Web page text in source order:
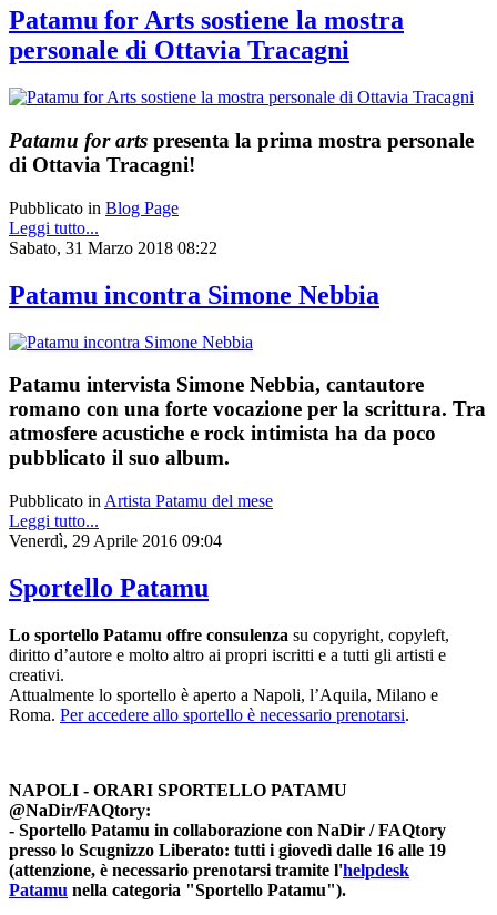
Patamu for Arts sostiene la mostra
personale di Ottavia Tracagni
Patamu for arts presenta la prima mostra personale
di Ottavia Tracagni!
Pubblicato in Blog Page
Leggi tutto...
Sabato, 31 Marzo 2018 08:22
Patamu incontra Simone Nebbia
Patamu intervista Simone Nebbia, cantautore
romano con una forte vocazione per la scrittura. Tra
atmosfere acustiche e rock intimista ha da poco
pubblicato il suo album.
Pubblicato in Artista Patamu del mese
Leggi tutto...
Venerdì, 29 Aprile 2016 09:04
Sportello Patamu
Lo sportello Patamu offre consulenza su copyright, copyleft,
diritto d’autore e molto altro ai propri iscritti e a tutti gli artisti e
creativi.
Attualmente lo sportello è aperto a Napoli, l’Aquila, Milano e
Roma. Per accedere allo sportello è necessario prenotarsi.
NAPOLI - ORARI SPORTELLO PATAMU
@NaDir/FAQtory:
- Sportello Patamu in collaborazione con NaDir / FAQtory
presso lo Scugnizzo Liberato: tutti i giovedì dalle 16 alle 19
(attenzione, è necessario prenotarsi tramite l'helpdesk
Patamu nella categoria "Sportello Patamu").